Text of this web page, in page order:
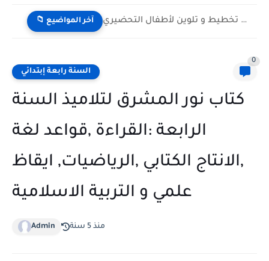
📁 آخر المواضيع بطاقات تمارين تخطيط و تلوين لأطفال التحضيري
السنة رابعة إبتدائي
0
كتاب نور المشرق لتلاميذ السنة
الرابعة :القراءة ,قواعد لغة
,الانتاج الكتابي ,الرياضيات, ايقاظ
علمي و التربية الاسلامية
Admin منذ 5 سنة